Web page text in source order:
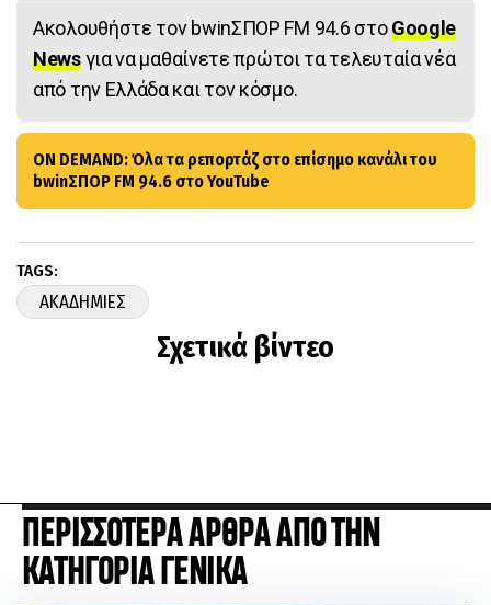
Ακολουθήστε τον bwinΣΠΟΡ FM 94.6 στοGoogle
Newsγια να μαθαίνετε πρώτοι τα τελευταία νέα
από την Ελλάδα και τον κόσμο.
ON DEMAND: Όλα τα ρεπορτάζ στο επίσημο κανάλι του
bwinΣΠΟΡ FM 94.6 στο YouTube
TAGS:
ΑΚΑΔΗΜΙΕΣ
Σχετικά βίντεο
ΚΑΤΗΓΟΡΙΑ ΓΕΝΙΚΑ